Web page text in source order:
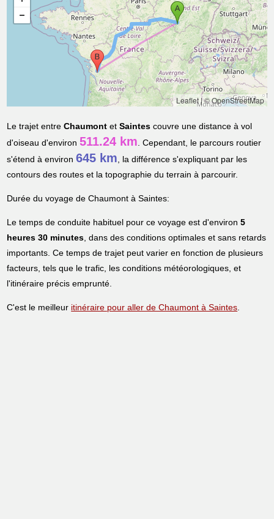
Leaflet|© OpenStreetMap
Le trajet entreChaumont etSaintes couvre une distance à vol
d'oiseau d'environ511.24 km. Cependant, le parcours routier
s'étend à environ645 km, la différence s'expliquant par les
contours des routes et la topographie du terrain à parcourir.
Durée du voyage de Chaumont à Saintes:
Le temps de conduite habituel pour ce voyage est d'environ5
heures 30 minutes, dans des conditions optimales et sans retards
importants. Ce temps de trajet peut varier en fonction de plusieurs
facteurs, tels que le trafic, les conditions météorologiques, et
l'itinéraire précis emprunté.
C'est le meilleur itinéraire pour aller de Chaumont à Saintes.